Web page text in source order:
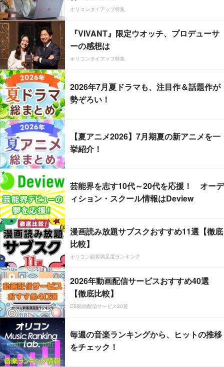
オリコンタイアップ特集
『VIVANT』限定ウオッチ、プロデューサ
ーの感想は
オリコンタイアップ特集
2026年7月夏ドラマも、注目作＆話題作が
勢ぞろい！
【夏アニメ2026】7月期夏の新アニメを一
挙紹介！
芸能界を志す10代～20代を応援！ オーデ
ィション・スクール情報はDeview
漫画読み放題サブスクおすすめ11選【徹底
比較】
オリコン顧客満足度ランキング
2026年動画配信サービスおすすめ40選
【徹底比較】
CS動画配信サービス20選
毎週の音楽ランキングから、ヒットの推移
をチェック！